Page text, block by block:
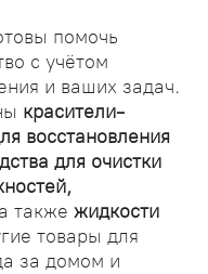
помочь
с учётом
и ваших задач.
красители-
восстановления
для очистки
также жидкости
товары для
за домом и